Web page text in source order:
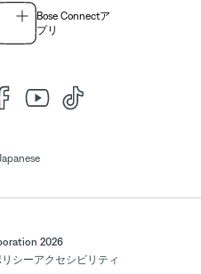
Bose Connectア
プリ
2026
シーアクセシビリティ